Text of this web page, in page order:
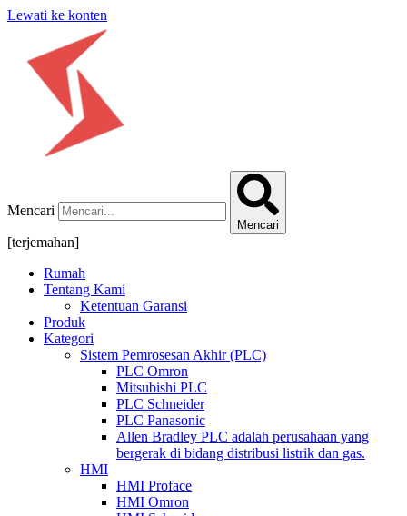
Lewati ke konten
Mencari
Mencari
[terjemahan]
Rumah
Tentang Kami
Ketentuan Garansi
Produk
Kategori
Sistem Pemrosesan Akhir (PLC)
PLC Omron
Mitsubishi PLC
PLC Schneider
PLC Panasonic
Allen Bradley PLC adalah perusahaan yang
bergerak di bidang distribusi listrik dan gas.
HMI
HMI Proface
HMI Omron